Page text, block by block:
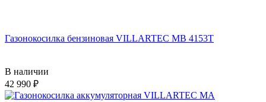
Газонокосилка бензиновая VILLARTEC MB 4153T
В наличии
42 990